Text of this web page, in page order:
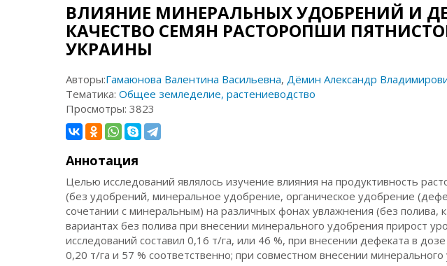
ВЛИЯНИЕ МИНЕРАЛЬНЫХ УДОБРЕНИЙ И
КАЧЕСТВО СЕМЯН РАСТОРОПШИ
УКРАИНЫ
Авторы:Гамаюнова Валентина Васильевна,Дёмин Александр
Тематика:Общее земледелие, растениеводство
Просмотры:3823
Аннотация
Целью исследований являлось изучение влияния на продуктивность
(без удобрений, минеральное удобрение, органическое удобрение
сочетании с минеральным) на различных фонах увлажнения (без полива,
вариантах без полива при внесении минерального удобрения прирост
исследований составил 0,16 т/га, или 46 %, при внесении дефеката в
0,20 т/га и 57 % соответственно; при совместном внесении